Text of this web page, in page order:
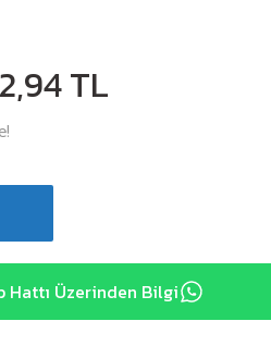
TL
Hattı Üzerinden Bilgi